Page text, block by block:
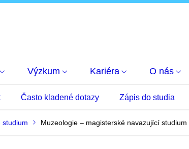
Výzkum Kariéra O nás
Často kladené dotazy Zápis do studia
studium Muzeologie – magisterské navazující studium